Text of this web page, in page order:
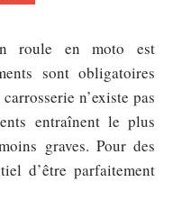
roule en moto est
sont obligatoires
n’existe pas
entraînent le plus
graves. Pour des
d’être parfaitement